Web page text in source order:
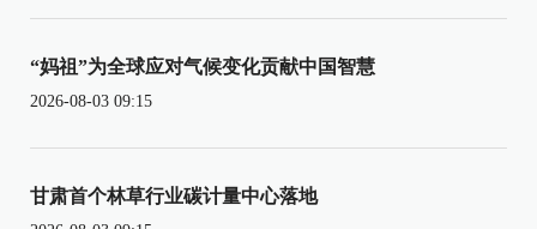
“妈祖”为全球应对气候变化贡献中国智慧
2026-08-03 09:15
甘肃首个林草行业碳计量中心落地